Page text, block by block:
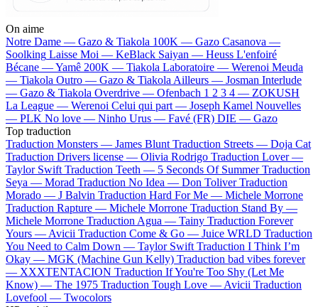
On aime
Notre Dame — Gazo & Tiakola 100K — Gazo Casanova —
Soolking Laisse Moi — KeBlack Saiyan — Heuss L'enfoiré
Bécane —Yamê 200K — Tiakola Laboratoire — Werenoi Meuda
— Tiakola Outro — Gazo & Tiakola Ailleurs — Josman Interlude
— Gazo & Tiakola Overdrive — Ofenbach 1 2 3 4 — ZOKUSH
La League — Werenoi Celui qui part — Joseph Kamel Nouvelles
— PLK No love — Ninho Urus — Favé (FR) DIE — Gazo
Top traduction
Traduction Monsters — James Blunt Traduction Streets — Doja Cat
Traduction Drivers license — Olivia Rodrigo Traduction Lover —
Taylor Swift Traduction Teeth — 5 Seconds Of Summer Traduction
Seya — Morad Traduction No Idea — Don Toliver Traduction
Morado — J Balvin Traduction Hard For Me — Michele Morrone
Traduction Rapture — Michele Morrone Traduction Stand By —
Michele Morrone Traduction Agua — Tainy Traduction Forever
Yours — Avicii Traduction Come & Go — Juice WRLD Traduction
You Need to Calm Down — Taylor Swift Traduction I Think I’m
Okay — MGK (Machine Gun Kelly) Traduction bad vibes forever
— XXXTENTACION Traduction If You're Too Shy (Let Me
Know) — The 1975 Traduction Tough Love — Avicii Traduction
Lovefool — Twocolors